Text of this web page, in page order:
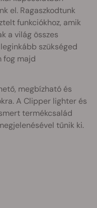
el. Ragaszkodtunk
funkciókhoz, amik
a világ összes
szükséged
fog majd
megbízható és
A Clipper lighter és
termékcsalád
tűnik ki.